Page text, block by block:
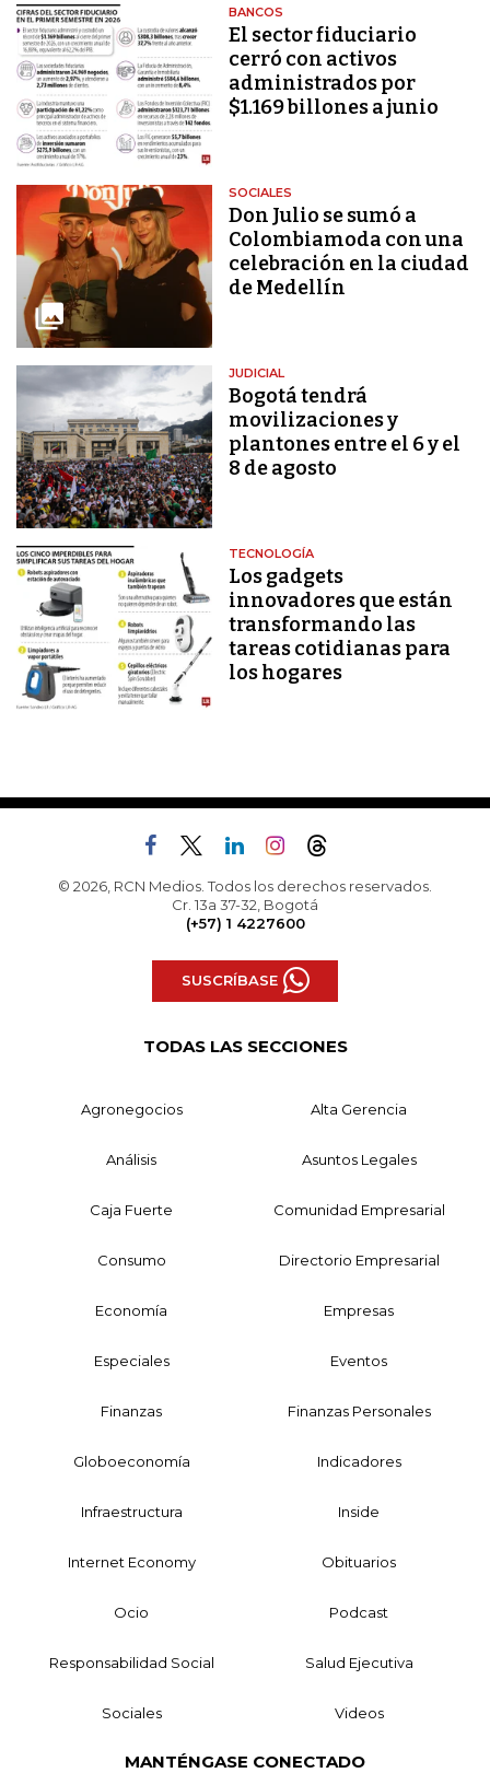
BANCOS
El sector fiduciario
cerró con activos
administrados por
$1.169 billones a junio
SOCIALES
Don Julio se sumó a
Colombiamoda con una
celebración en la ciudad
de Medellín
JUDICIAL
Bogotá tendrá
movilizaciones y
plantones entre el 6 y el
8 de agosto
TECNOLOGÍA
Los gadgets
innovadores que están
transformando las
tareas cotidianas para
los hogares
© 2026, RCN Medios. Todos los derechos reservados.
Cr. 13a 37-32, Bogotá
(+57) 1 4227600
SUSCRÍBASE
TODAS LAS SECCIONES
Agronegocios Alta Gerencia
Análisis Asuntos Legales
Caja Fuerte Comunidad Empresarial
Consumo Directorio Empresarial
Economía Empresas
Especiales Eventos
Finanzas Finanzas Personales
Globoeconomía Indicadores
Infraestructura Inside
Internet Economy Obituarios
Ocio Podcast
Responsabilidad Social Salud Ejecutiva
Sociales Videos
MANTÉNGASE CONECTADO